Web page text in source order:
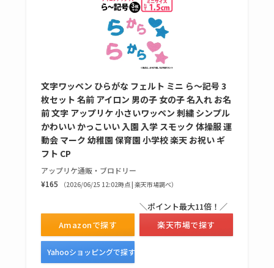
ラカパーは品切れ？
売ってる場所調査
キーピング販売終了
理由はなぜ？売って
ない？売ってる場所
は？代わりの代用品
も調査
クランベリージュー
てる？薬局やイオン
も調査
文字ワッペン ひらがな フェルト ミニ ら～記号 3
枚セット 名前 アイロン 男の子 女の子 名入れ お名
前 文字 アップリケ 小さいワッペン 刺繍 シンプル
かわいい かっこいい 入園 入学 スモック 体操服 運
動会 マーク 幼稚園 保育園 小学校 楽天 お祝い ギ
フト CP
アップリケ通販・ブロドリー
¥165
（2026/06/25 12:02時点 | 楽天市場調べ）
Amazonで探す
＼ポイント最大11倍！／
楽天市場で探す
Yahooショッピングで探す